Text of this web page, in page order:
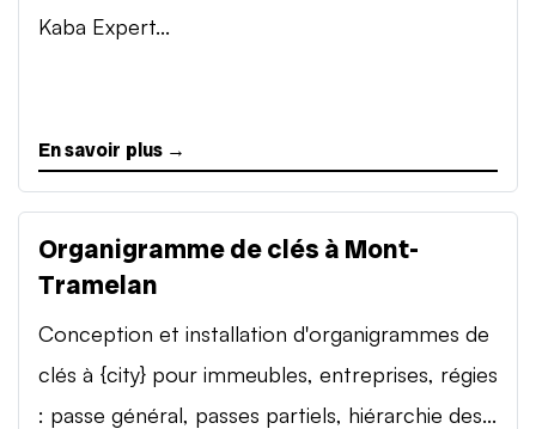
Kaba Expert...
En savoir plus →
Organigramme de clés à Mont-
Tramelan
Conception et installation d'organigrammes de
clés à {city} pour immeubles, entreprises, régies
: passe général, passes partiels, hiérarchie des...